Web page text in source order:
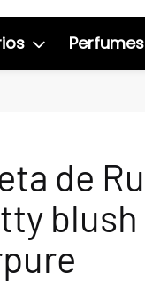
Perfumes
de
blush